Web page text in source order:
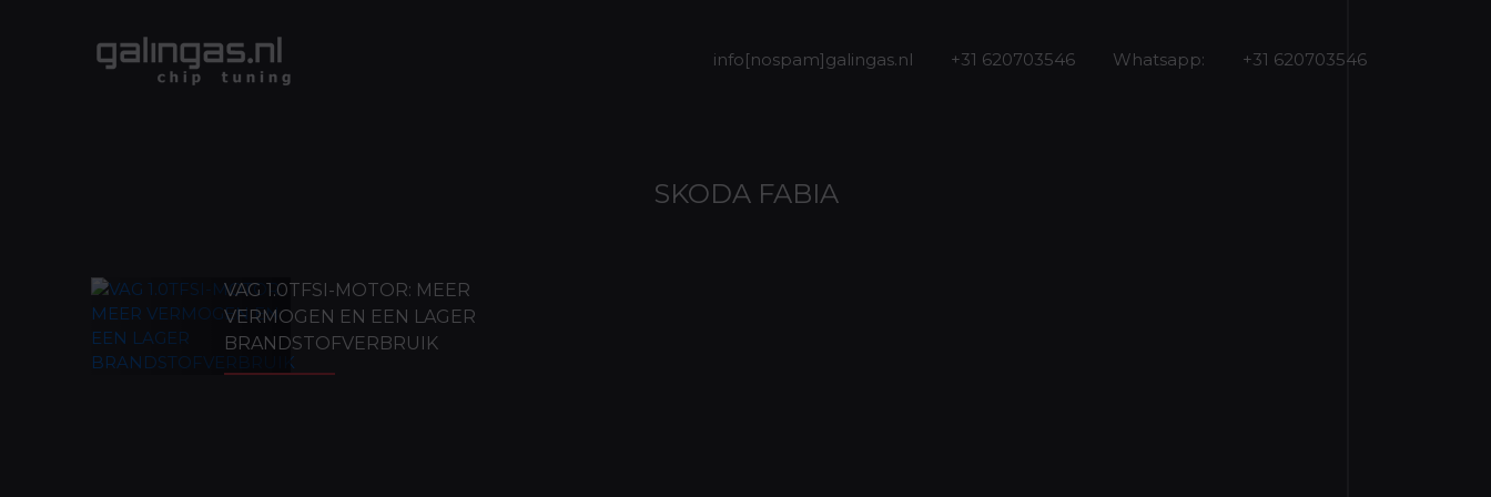
info[nospam]galingas.nl +31 620703546 Whatsapp: +31 620703546
SKODA FABIA
VAG 1.0TFSI-MOTOR: MEER
VERMOGEN EN EEN LAGER
BRANDSTOFVERBRUIK